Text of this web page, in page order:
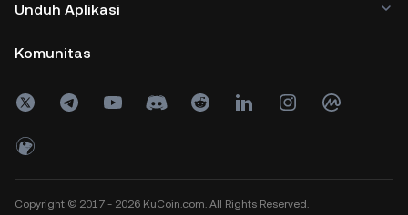
Unduh Aplikasi
Komunitas
Copyright © 2017 - 2026 KuCoin.com. All Rights Reserved.